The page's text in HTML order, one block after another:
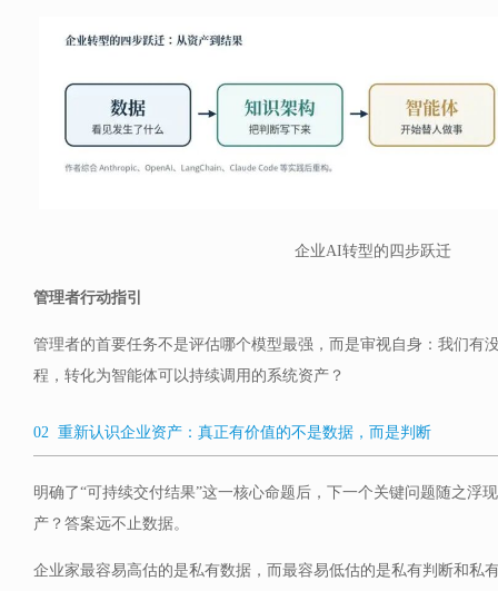
企业AI转型的四步跃迁
管理者行动指引
管理者的首要任务不是评估哪个模型最强，而是审视自身：我们有
程，转化为智能体可以持续调用的系统资产？
02 重新认识企业资产：真正有价值的不是数据，而是判断
明确了“可持续交付结果”这一核心命题后，下一个关键问题随之浮
产？答案远不止数据。
企业家最容易高估的是私有数据，而最容易低估的是私有判断和私